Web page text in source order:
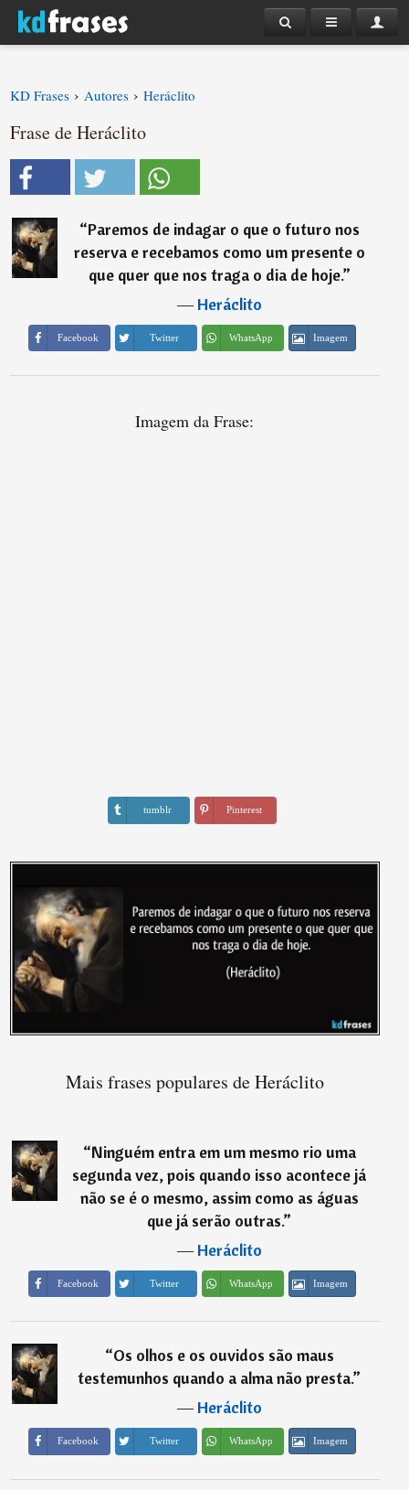
KD Frases › Autores › Heráclito
Frase de Heráclito
“Paremos de indagar o que o futuro nos
reserva e recebamos como um presente o
que quer que nos traga o dia de hoje.”
―Heráclito
Facebook Twitter WhatsApp Imagem
Imagem da Frase:
tumblr Pinterest
Mais frases populares de Heráclito
“Ninguém entra em um mesmo rio uma
segunda vez, pois quando isso acontece já
não se é o mesmo, assim como as águas
que já serão outras.”
―Heráclito
Facebook Twitter WhatsApp Imagem
“Os olhos e os ouvidos são maus
testemunhos quando a alma não presta.”
―Heráclito
Facebook Twitter WhatsApp Imagem